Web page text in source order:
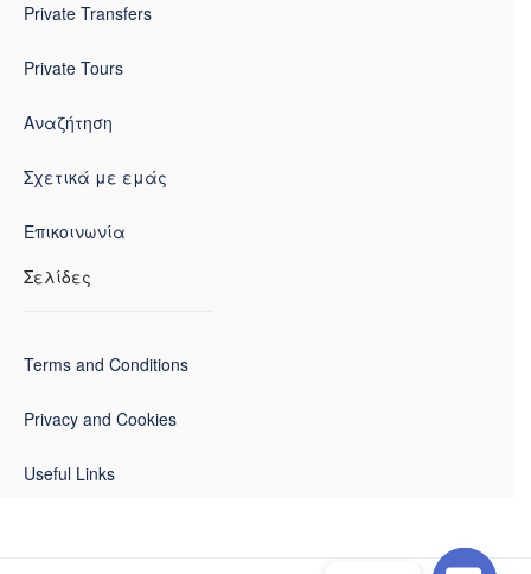
Private Transfers
Private Tours
Αναζήτηση
Σχετικά με εμάς
Επικοινωνία
Σελίδες
Terms and Conditions
Privacy and Cookies
Useful Links